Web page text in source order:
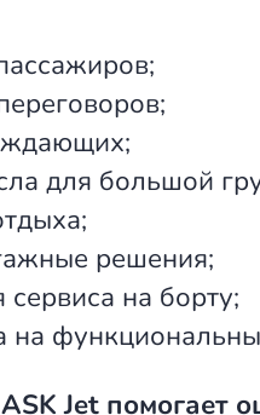
для большой
решения;
на борту;
на
Jet помогает